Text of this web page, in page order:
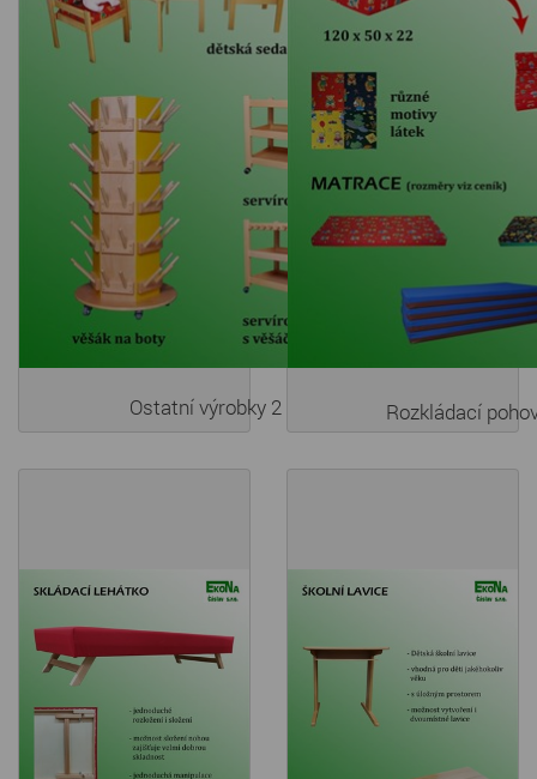
Ostatní výrobky 2 Rozkládací